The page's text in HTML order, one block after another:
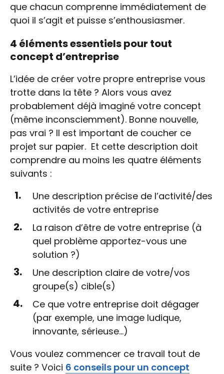
que chacun comprenne immédiatement de
quoi il s’agit et puisse s’enthousiasmer.
4 éléments essentiels pour tout
concept d’entreprise
L’idée de créer votre propre entreprise vous
trotte dans la tête ? Alors vous avez
probablement déjà imaginé votre concept
(même inconsciemment). Bonne nouvelle,
pas vrai ? Il est important de coucher ce
projet sur papier. Et cette description doit
comprendre au moins les quatre éléments
suivants :
Une description précise de l’activité/des
activités de votre entreprise
La raison d’être de votre entreprise (à
quel problème apportez-vous une
solution ?)
Une description claire de votre/vos
groupe(s) cible(s)
Ce que votre entreprise doit dégager
(par exemple, une image ludique,
innovante, sérieuse...)
Vous voulez commencer ce travail tout de
suite ? Voici 6 conseils pour un concept